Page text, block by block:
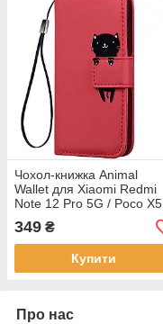
Чохол-книжка Animal
Wallet для Xiaomi Redmi
Note 12 Pro 5G / Poco X5
Pro 5G Cat
349 ₴
Купити
Про нас